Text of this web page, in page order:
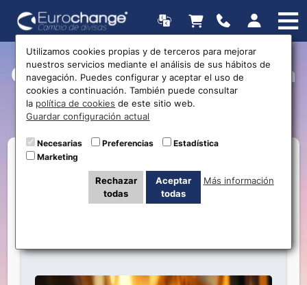
Currently Viewing Posts in
United Kingdom
Convierte tus Libras a Euros con las
Utilizamos cookies propias y de terceros para mejorar
nuestros servicios mediante el análisis de sus hábitos de
navegación. Puedes configurar y aceptar el uso de
cookies a continuación. También puede consultar
la política de cookies de este sitio web.
Guardar configuración actual
Necesarias Preferencias
Estadística
Marketing
Rechazar
todas
Aceptar
todas
Más información